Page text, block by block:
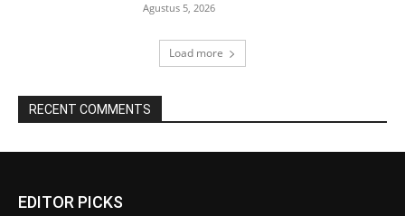
Agustus 5, 2026
Load more
RECENT COMMENTS
EDITOR PICKS